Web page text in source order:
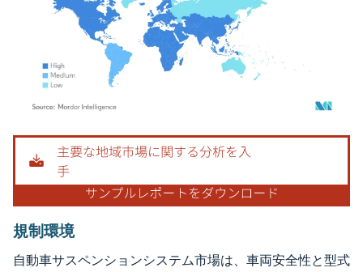
画像 © Mordor Intelligence。再利用にはCC BY 4.0の表示が必要です。
規制環境
自動車サスペンションシステム市場は、車両安全性と型式